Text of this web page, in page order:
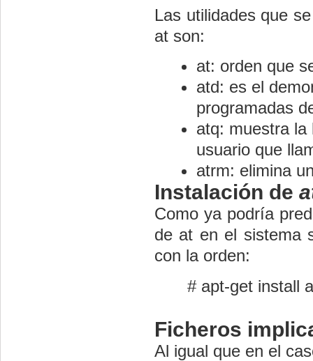
Las utilidades que
at son:
at: orden que
atd: es el
programadas
atq: muestra la
usuario que
atrm: elimina
Instalación de
Como ya podría
de at en el
con la orden:
# apt-get install
Ficheros
Al igual que en el